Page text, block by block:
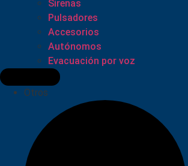
Sirenas
Pulsadores
Accesorios
Autónomos
Evacuación por voz
Otros